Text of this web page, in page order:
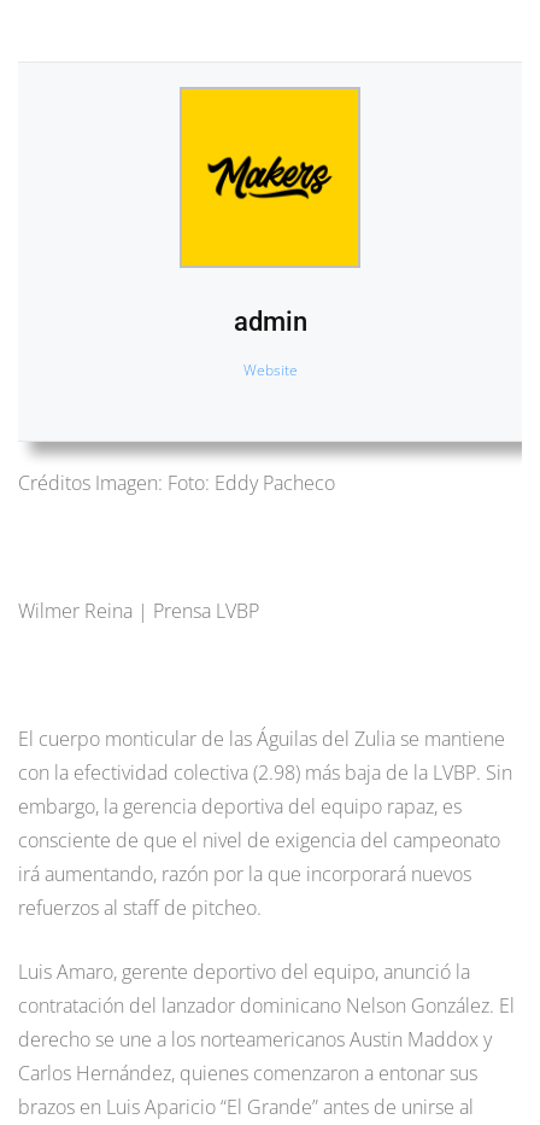
admin
Website
Créditos Imagen: Foto: Eddy Pacheco
Wilmer Reina | Prensa LVBP
El cuerpo monticular de las Águilas del Zulia se mantiene
con la efectividad colectiva (2.98) más baja de la LVBP. Sin
embargo, la gerencia deportiva del equipo rapaz, es
consciente de que el nivel de exigencia del campeonato
irá aumentando, razón por la que incorporará nuevos
refuerzos al staff de pitcheo.
Luis Amaro, gerente deportivo del equipo, anunció la
contratación del lanzador dominicano Nelson González. El
derecho se une a los norteamericanos Austin Maddox y
Carlos Hernández, quienes comenzaron a entonar sus
brazos en Luis Aparicio “El Grande” antes de unirse al